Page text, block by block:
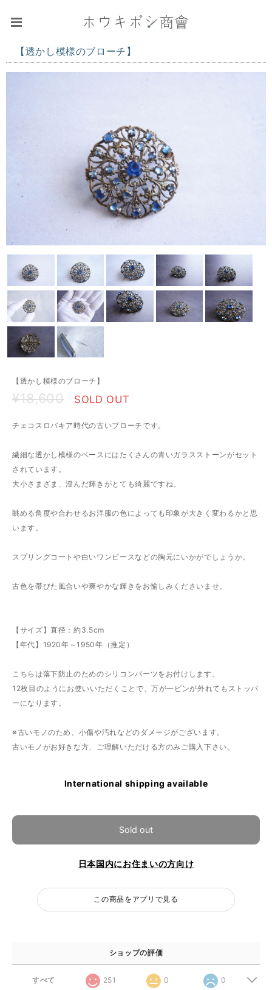
【透かし模様のブローチ】
【透かし模様のブローチ】
¥18,600 SOLD OUT
チェコスロバキア時代の古いブローチです。
繊細な透かし模様のベースにはたくさんの青いガラスストーンがセット
されています。
大小さまざま、澄んだ輝きがとても綺麗ですね。
眺める角度や合わせるお洋服の色によっても印象が大きく変わるかと思
います。
スプリングコートや白いワンピースなどの胸元にいかがでしょうか。
古色を帯びた風合いや爽やかな輝きをお愉しみくださいませ。
【サイズ】直径：約3.5cm
【年代】1920年～1950年（推定）
こちらは落下防止のためのシリコンパーツをお付けします。
12枚目のようにお使いいただくことで、万が一ピンが外れてもストッパ
ーになります。
※古いモノのため、小傷や汚れなどのダメージがございます。
古いモノがお好きな方、ご理解いただける方のみご購入下さい。
International shipping available
Sold out
日本国内にお住まいの方向け
この商品をアプリで見る
ショップの評価
すべて 251 0 0